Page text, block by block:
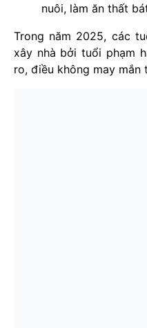
nuôi, làm ăn thất
Trong năm 2025, các
xây nhà bởi tuổi phạm
ro, điều không may mắn